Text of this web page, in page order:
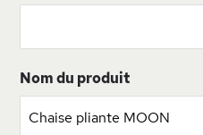
Nom du produit